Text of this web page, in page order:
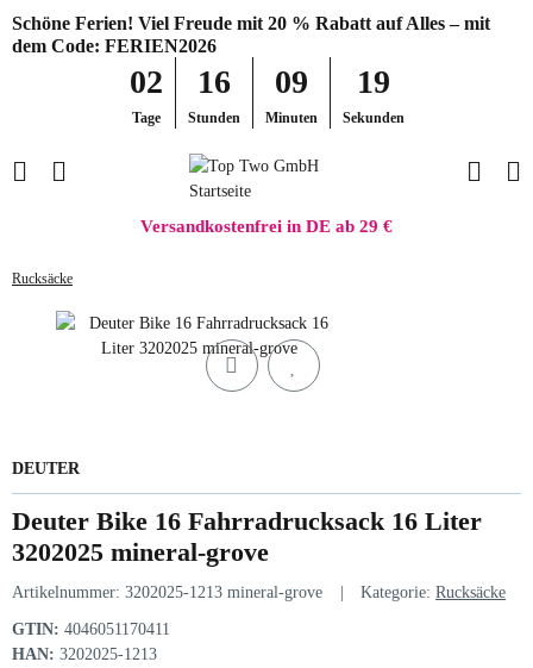
Schöne Ferien! Viel Freude mit 20 % Rabatt auf Alles – mit
dem Code: FERIEN2026
02
Tage
16
Stunden
09
Minuten
19
Sekunden
Versandkostenfrei in DE ab 29 €
Rucksäcke
DEUTER
Deuter Bike 16 Fahrradrucksack 16 Liter
3202025 mineral-grove
Artikelnummer: 3202025-1213 mineral-grove Kategorie: Rucksäcke
GTIN: 4046051170411
HAN: 3202025-1213